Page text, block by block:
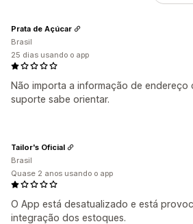
Não importa a informação de endereço
suporte sabe orientar.
Prata de Açúcar
Brasil
25 dias usando o app
O App está desatualizado e está
integração dos estoques.
Tailor's Oficial
Brasil
Quase 2 anos usando o app